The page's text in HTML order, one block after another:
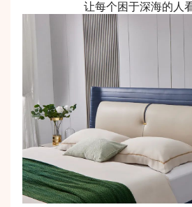
让每个困于深海的人